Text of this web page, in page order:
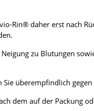
Rin® daher erst nach
zu Blutungen
überempfindlich
dem auf der Packung